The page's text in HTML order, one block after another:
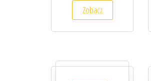
Zobacz